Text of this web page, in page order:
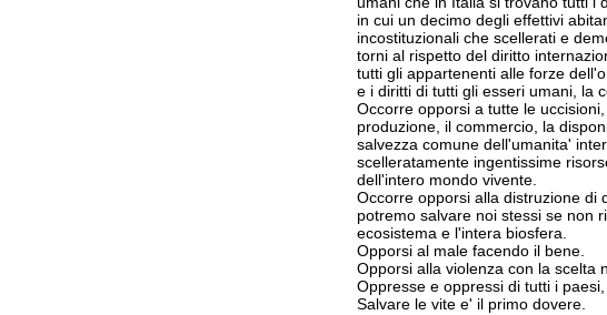
in cui un decimo degli effettivi
incostituzionali che scellerati e
torni al rispetto del diritto
tutti gli appartenenti alle forze
e i diritti di tutti gli esseri umani, la
Occorre opporsi a tutte le
produzione, il commercio, la
salvezza comune dell'umanita'
scelleratamente ingentissime
dell'intero mondo vivente.
Occorre opporsi alla distruzione di
potremo salvare noi stessi se non
ecosistema e l'intera biosfera.
Opporsi al male facendo il bene.
Opporsi alla violenza con la scelta
Oppresse e oppressi di tutti i
Salvare le vite e' il primo dovere.